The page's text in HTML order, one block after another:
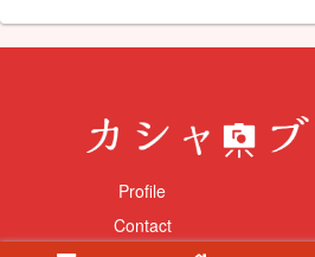
Profile
Contact